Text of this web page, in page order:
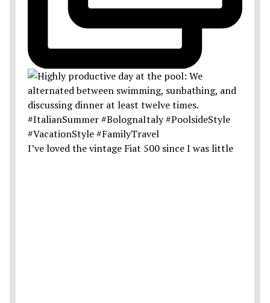
I’ve loved the vintage Fiat 500 since I was little